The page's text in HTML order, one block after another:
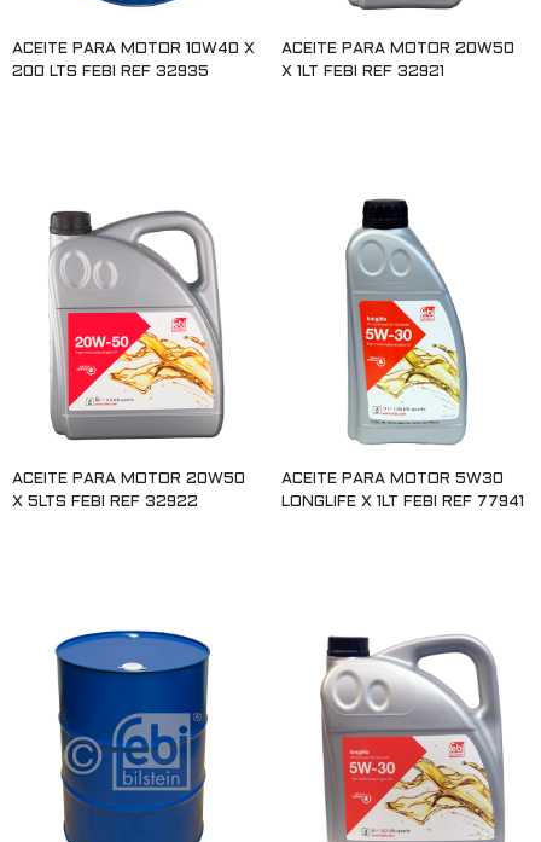
ACEITE PARA MOTOR 10W40 X
200 LTS FEBI REF 32935
ACEITE PARA MOTOR 20W50
X 1LT FEBI REF 32921
ACEITE PARA MOTOR 20W50
X 5LTS FEBI REF 32922
ACEITE PARA MOTOR 5W30
LONGLIFE X 1LT FEBI REF 77941